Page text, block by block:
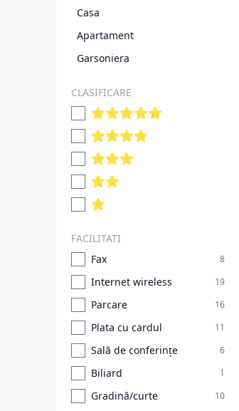
Casa
Apartament
Garsoniera
CLASIFICARE
FACILITATI
Fax
8
Internet wireless 19
Parcare 16
Plata cu cardul 11
Sală de conferințe 6
Biliard 1
Gradină/curte 10